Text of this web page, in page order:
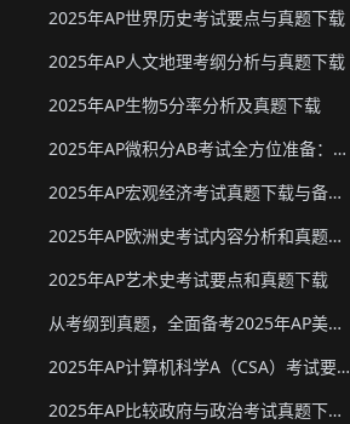
2025年AP世界历史考试要点与真题下载
2025年AP人文地理考纲分析与真题下载
2025年AP生物5分率分析及真题下载
2025年AP微积分AB考试全方位准备：真题资源、考试形式与策略
2025年AP宏观经济考试真题下载与备考要点
2025年AP欧洲史考试内容分析和真题下载
2025年AP艺术史考试要点和真题下载
从考纲到真题，全面备考2025年AP美国政府与政治
2025年AP计算机科学A（CSA）考试要点和真题下载
2025年AP比较政府与政治考试真题下载与备考要点